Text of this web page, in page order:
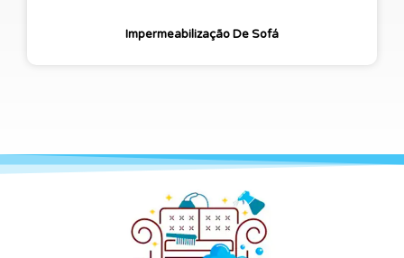
Impermeabilização De Sofá